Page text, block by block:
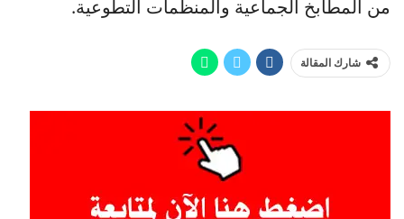
من المطابخ الجماعية والمنظمات التطوعية.
شارك المقالة